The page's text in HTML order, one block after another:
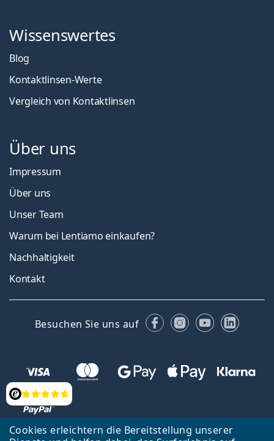
Cookies erleichtern die Bereitstellung unserer
Bewertung
Wissenswertes
Blog
Kontaktlinsen-Werte
Vergleich von Kontaktlinsen
Über uns
Impressum
Über uns
Unser Team
Warum bei Lentiamo einkaufen?
Nachhaltigkeit
Kontakt
Besuchen Sie uns auf FacebookInstagram
YouTube